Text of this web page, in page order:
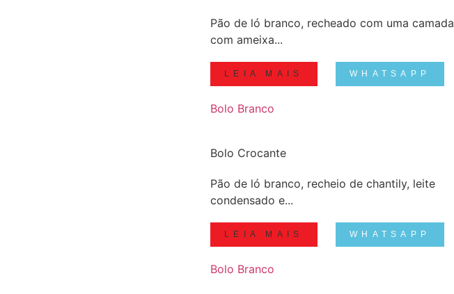
Pão de ló branco, recheado com uma camada
com ameixa...
LEIA MAIS WHATSAPP
Bolo Branco
Bolo Crocante
Pão de ló branco, recheio de chantily, leite
condensado e...
LEIA MAIS WHATSAPP
Bolo Branco